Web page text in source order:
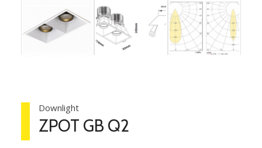
Downlight
ZPOT GB Q2